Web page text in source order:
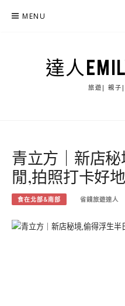
MENU
達人
旅遊| 親子
青立方｜新店
閒,拍照打卡好
食在北部&南部 省錢旅遊達人